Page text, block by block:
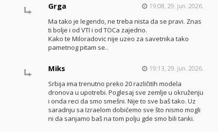
Grga 19:08, 29. jun. 2026.
Ma tako je legendo, ne treba nista da se pravi. Znas
ti bolje i od VTI i od TOCa zajedno.
Kako te Miloradovic nije uzeo za savetnika tako
pametnog pitam se..
Miks 19:13, 29. jun. 2026.
Srbija ima trenutno preko 20 različitih modela
dronova u upotrebi. Poglesaj sve zemlje u okruženju
i onda reci da smo smešni. Nije to sve baš tako. Uz
saradnju sa Izraelom dobićemo sve što nismo mogli
ni da sanjamo baš na tom polju gde smo bili tanki.